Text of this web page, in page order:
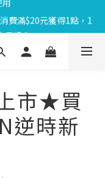
送緊緻Q彈組,滿
費滿$20元獲得1點，1
日禮金
市★買
逆時新